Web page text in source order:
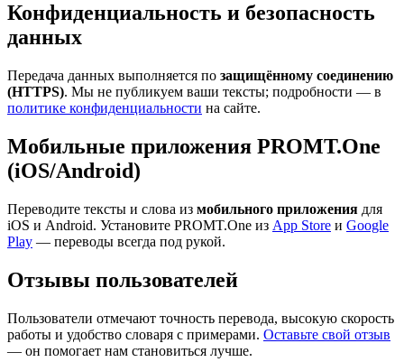
Конфиденциальность и безопасность
данных
Передача данных выполняется по защищённому соединению
(HTTPS). Мы не публикуем ваши тексты; подробности — в
политике конфиденциальности на сайте.
Мобильные приложения PROMT.One
(iOS/Android)
Переводите тексты и слова из мобильного приложения для
iOS и Android. Установите PROMT.One из App Store и Google
Play — переводы всегда под рукой.
Отзывы пользователей
Пользователи отмечают точность перевода, высокую скорость
работы и удобство словаря с примерами. Оставьте свой отзыв
— он помогает нам становиться лучше.